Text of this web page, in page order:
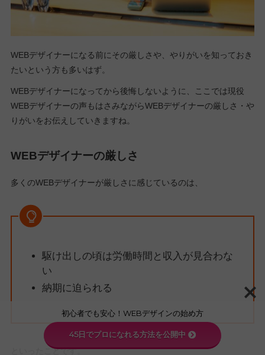
WEBデザイナーになる前にその厳しさや、やりがいを知っておき
たいという方も多いはず。
WEBデザイナーになってから後悔しないように、ここでは現役
WEBデザイナーの声もはさみながらWEBデザイナーの厳しさ・や
りがいをお伝えしていきますね。
WEBデザイナーの厳しさ
多くのWEBデザイナーが厳しさに感じているのは、
駆け出しの頃は労働時間と収入が見合わな
い
納期に迫られる
といったことです。
初心者でも安心！WEBデザインの始め方
45日でプロになれる方法を公開中